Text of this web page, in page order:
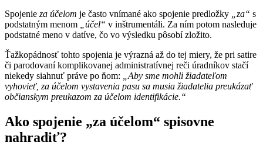
Spojenie za účelom je často vnímané ako spojenie predložky „za“ s
podstatným menom
„účel“ v inštrumentáli. Za ním potom nasleduje
podstatné meno v datíve, čo vo výsledku pôsobí zložito.
Ťažkopádnosť tohto spojenia je výrazná až do tej miery, že pri satire
či parodovaní komplikovanej administratívnej reči úradníkov stačí
niekedy siahnuť práve po ňom:
„Aby sme mohli žiadateľom
vyhovieť, za účelom vystavenia pasu sa musia žiadatelia preukázať
občianskym preukazom za účelom identifikácie.“
Ako spojenie „za účelom“ spisovne
nahradiť?